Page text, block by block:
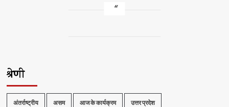
श्रेणी
अंतर्राष्ट्रीय असम आज के कार्यक्रम उत्तर प्रदेश